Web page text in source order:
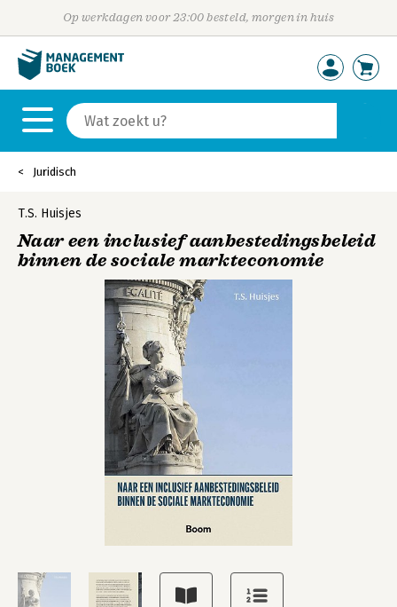
Op werkdagen voor 23:00 besteld, morgen in huis
Juridisch
T.S. Huisjes
Naar een inclusief aanbestedingsbeleid
binnen de sociale markteconomie